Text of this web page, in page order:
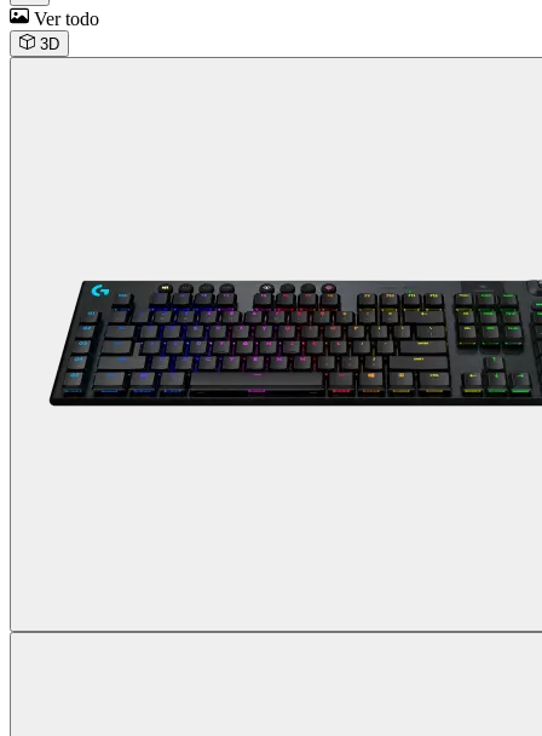
Ver todo
3D